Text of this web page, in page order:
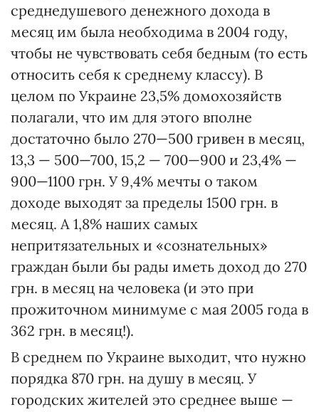
среднедушевого денежного дохода в
месяц им была необходима в 2004 году,
чтобы не чувствовать себя бедным (то есть
относить себя к среднему классу). В
целом по Украине 23,5% домохозяйств
полагали, что им для этого вполне
достаточно было 270—500 гривен в месяц,
13,3 — 500—700, 15,2 — 700—900 и 23,4% —
900—1100 грн. У 9,4% мечты о таком
доходе выходят за пределы 1500 грн. в
месяц. А 1,8% наших самых
непритязательных и «сознательных»
граждан были бы рады иметь доход до 270
грн. в месяц на человека (и это при
прожиточном минимуме с мая 2005 года в
362 грн. в месяц!).
В среднем по Украине выходит, что нужно
порядка 870 грн. на душу в месяц. У
городских жителей это среднее выше —